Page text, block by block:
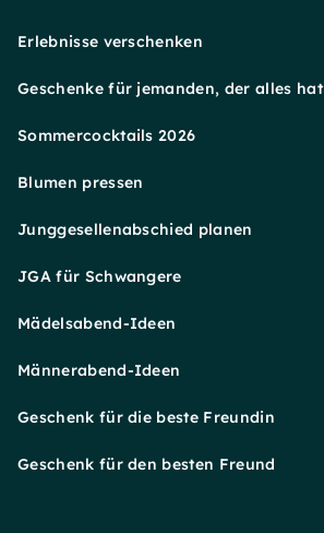
Erlebnisse verschenken
Geschenke für jemanden, der alles hat
Sommercocktails 2026
Blumen pressen
Junggesellenabschied planen
JGA für Schwangere
Mädelsabend-Ideen
Männerabend-Ideen
Geschenk für die beste Freundin
Geschenk für den besten Freund